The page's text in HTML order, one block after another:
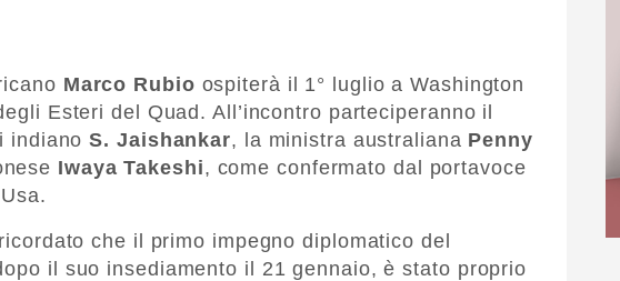
Marco Rubio ospiterà il 1° luglio a Washington
Esteri del Quad. All’incontro parteciperanno il
indianoS. Jaishankar, la ministra australiana Penny
Iwaya Takeshi, come confermato dal portavoce
che il primo impegno diplomatico del
il suo insediamento il 21 gennaio, è stato proprio